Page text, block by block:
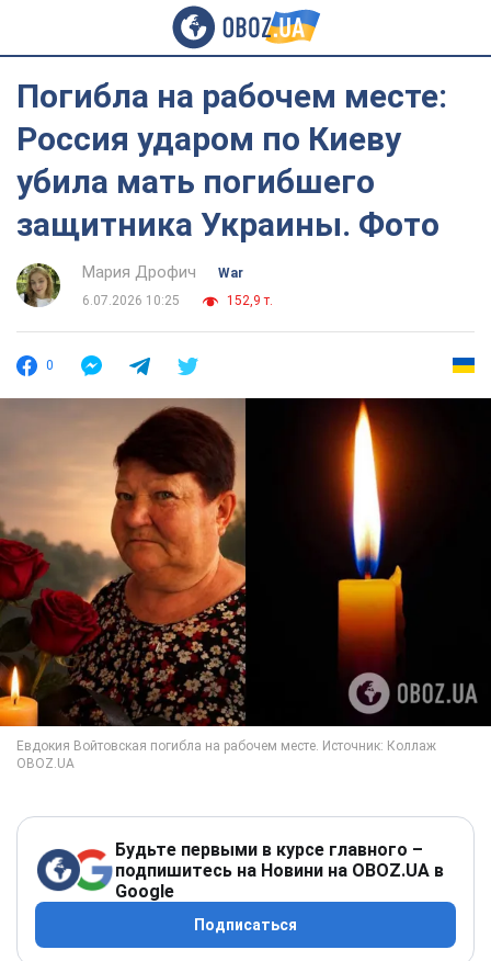
Погибла на рабочем месте:
Россия ударом по Киеву
убила мать погибшего
защитника Украины. Фото
Мария Дрофич
War
6.07.2026 10:25
152,9 т.
0
Будьте первыми в курсе главного –
подпишитесь на Новини на OBOZ.UA в
Google
Подписаться